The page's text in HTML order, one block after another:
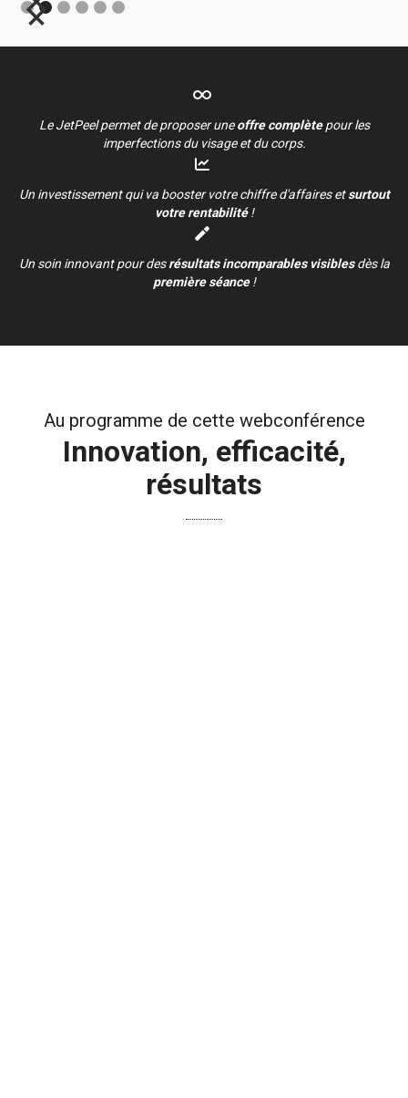

Le JetPeel permet de proposer uneoffre complètepour les
imperfections du visage et du corps.

Un investissement qui va booster votre chiffre d'affaires etsurtout
votre rentabilité !

Un soin innovant pour desrésultats incomparables visiblesdès la
première séance!
Au programme de cette webconférence
Innovation, efficacité,
résultats